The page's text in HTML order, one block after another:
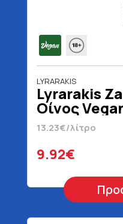
LYRARAKIS
Lyrarakis
Οίνος
13.23€/λίτρο
9.92€